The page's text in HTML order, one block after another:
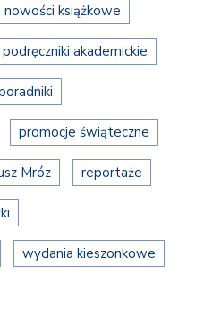
nowości książkowe
podręczniki akademickie
promocje świąteczne
Mróz reportaże
wydania kieszonkowe